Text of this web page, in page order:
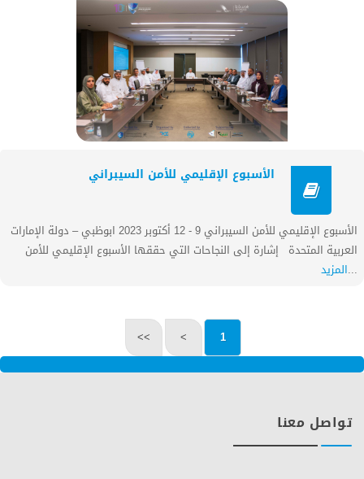
الأسبوع الإقليمي للأمن السيبراني
الأسبوع الإقليمي للأمن السيبراني 9 - 12 أكتوبر 2023 ابوظبي – دولة الإمارات
العربية المتحدة إشارة إلى النجاحات التي حققها الأسبوع الإقليمي للأمن
...المزيد
1
>
>>
تواصل معنا